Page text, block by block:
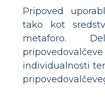
Pripoved
tako kot
metaforo.
individualnosti